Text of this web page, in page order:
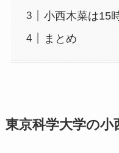
小西木菜は15
まとめ
東京科学大学の小